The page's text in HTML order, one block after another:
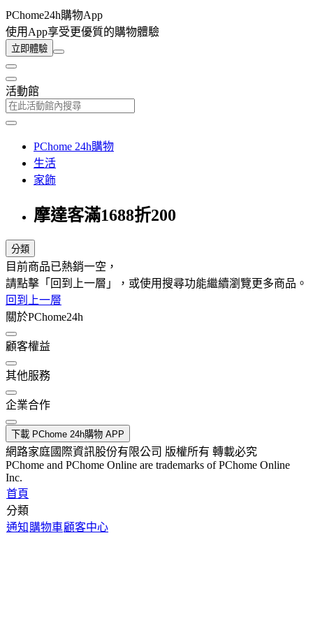
PChome24h購物App
使用App享受更優質的購物體驗
立即體驗
活動館
PChome 24h購物
生活
家飾
摩達客滿1688折200
分類
目前商品已熱銷一空，
請點擊「回到上一層」，或使用搜尋功能繼續瀏覽更多商品。
回到上一層
關於PChome24h
顧客權益
其他服務
企業合作
下載 PChome 24h購物 APP
網路家庭國際資訊股份有限公司 版權所有 轉載必究
PChome and PChome Online are trademarks of PChome Online
Inc.
首頁
分類
通知 購物車顧客中心